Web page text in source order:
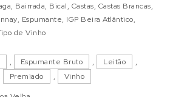
, Bairrada, Bical, Castas, Castas Brancas,
, Espumante, IGP Beira Atlântico,
de Vinho
, Espumante Bruto , Leitão
,
Premiado , Vinho